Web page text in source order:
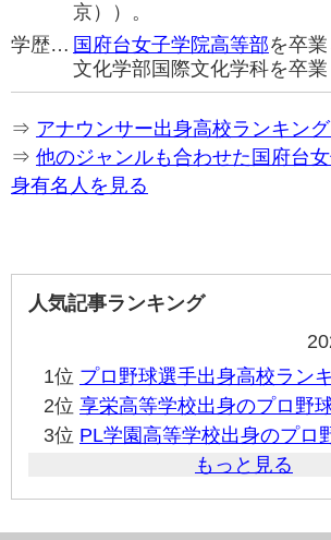
京））。
学歴… 国府台女子学院高等部を卒
文化学部国際文化学科を卒業
⇒ アナウンサー出身高校ランキン
⇒ 他のジャンルも合わせた国府台
身有名人を見る
人気記事ランキング
1位 プロ野球選手出身高校ラン
2位 享栄高等学校出身のプロ野
3位 PL学園高等学校出身のプロ
もっと見る